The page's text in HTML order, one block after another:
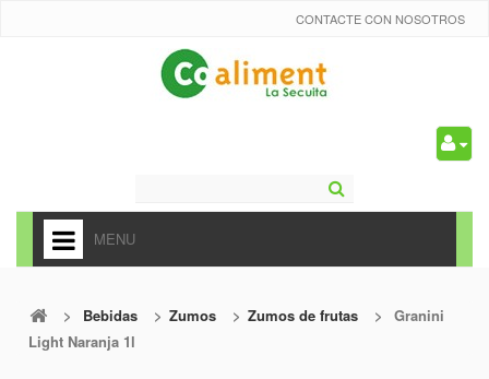
CONTACTE CON NOSOTROS
MENU
+
ALIMENTACIÓN
> Bebidas > Zumos > Zumos de frutas >
Granini
Light Naranja 1l